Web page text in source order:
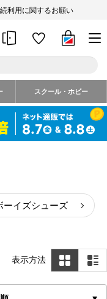
利用に関するお願い
スクール・ホビー
ーイズシューズ
表示方法